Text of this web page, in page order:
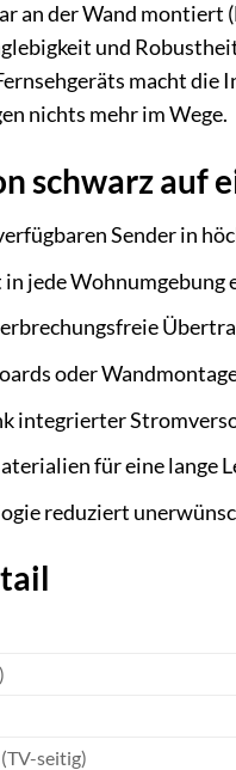
an der Wand
und
macht
nichts mehr im Wege.
schwarz auf
Sender in
in jede Wohnumgebung
oder
integrierter
für eine lange
reduziert
seitig)